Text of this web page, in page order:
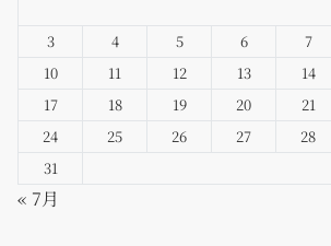
3
4 5 6 7
10
11 12 13 14
17
18 19 20 21
24
25 26 27 28
31
« 7月